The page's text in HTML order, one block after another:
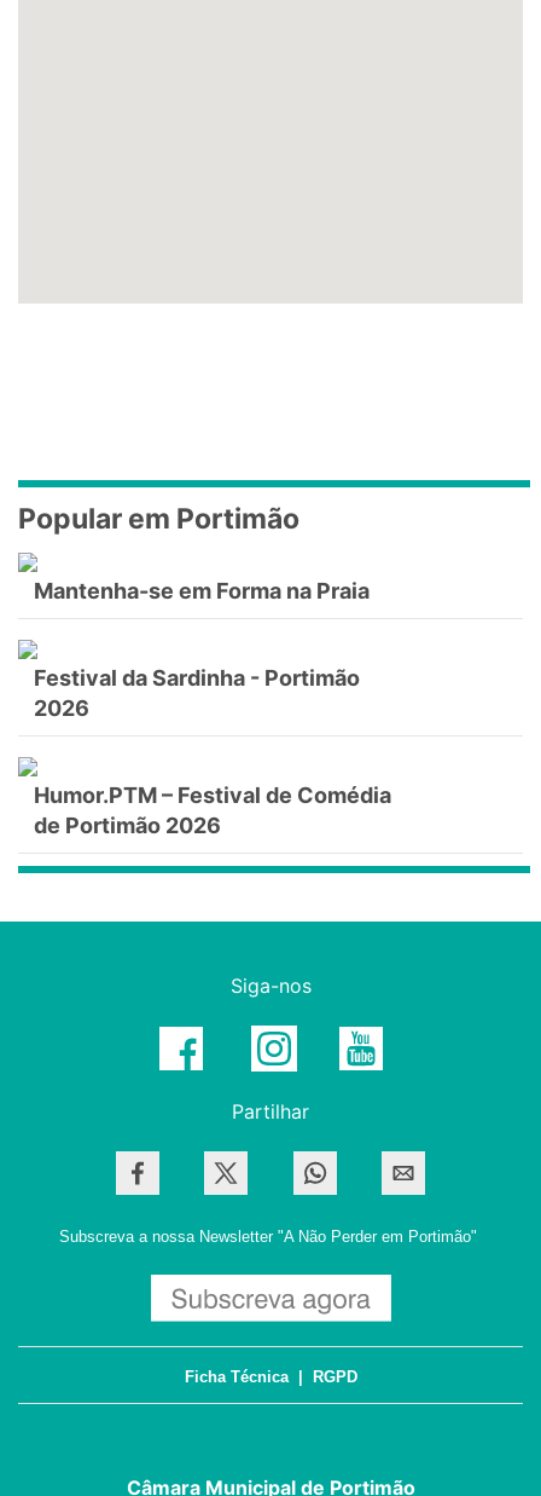
Popular em Portimão
Mantenha-se em Forma na Praia
Festival da Sardinha - Portimão
2026
Humor.PTM – Festival de Comédia
de Portimão 2026
Siga-nos
Partilhar
Subscreva a nossa Newsletter "A Não Perder em Portimão"
Ficha Técnica| RGPD
Câmara Municipal de Portimão